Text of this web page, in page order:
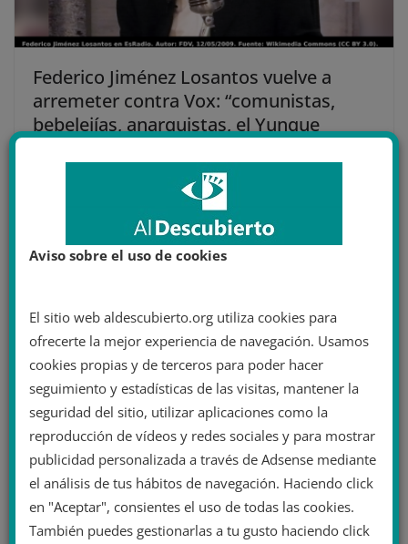
Federico Jiménez Losantos vuelve a
arremeter contra Vox: “comunistas,
bebelejías, anarquistas, el Yunque
Crisis en la derecha francesa: Los
Republicanos echan a su líder por
intentar una alianza con Le Pen
Aviso sobre el uso de cookies
El sitio web aldescubierto.org utiliza cookies para
ofrecerte la mejor experiencia de navegación. Usamos
cookies propias y de terceros para poder hacer
seguimiento y estadísticas de las visitas, mantener la
seguridad del sitio, utilizar aplicaciones como la
reproducción de vídeos y redes sociales y para mostrar
publicidad personalizada a través de Adsense mediante
el análisis de tus hábitos de navegación. Haciendo click
en "Aceptar", consientes el uso de todas las cookies.
También puedes gestionarlas a tu gusto haciendo click